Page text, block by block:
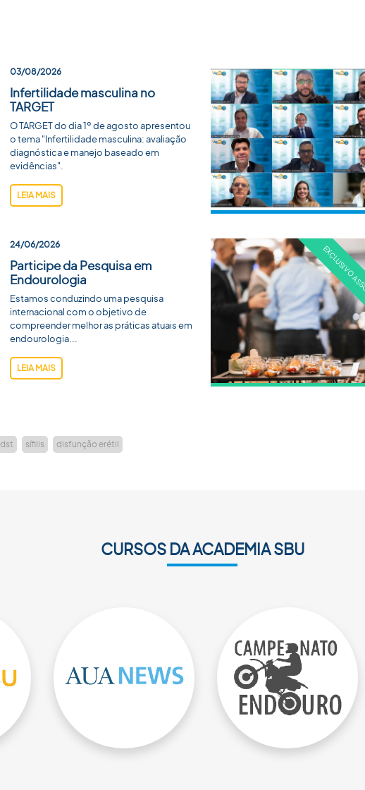
03/08/2026
Infertilidade masculina no
TARGET
O TARGET do dia 1º de agosto apresentou
o tema "Infertilidade masculina: avaliação
diagnóstica e manejo baseado em
evidências".
LEIA MAIS
24/06/2026
Participe da Pesquisa em
Endourologia
Estamos conduzindo uma pesquisa
internacional com o objetivo de
compreender melhor as práticas atuais em
endourologia...
LEIA MAIS
dst sífilis disfunção erétil
CURSOS DA ACADEMIA SBU